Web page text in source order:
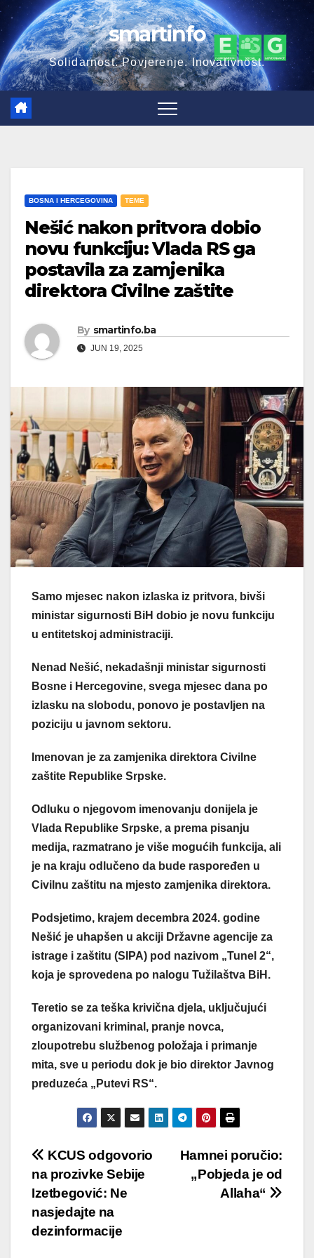
Skip
to
content
smartinfo
Solidarnost. Povjerenje. Inovativnost.
BOSNA I HERCEGOVINA TEME
Nešić nakon pritvora dobio
novu funkciju: Vlada RS ga
postavila za zamjenika
direktora Civilne zaštite
By smartinfo.ba
JUN 19, 2025
Samo mjesec nakon izlaska iz pritvora, bivši
ministar sigurnosti BiH dobio je novu funkciju
u entitetskoj administraciji.
Nenad Nešić, nekadašnji ministar sigurnosti
Bosne i Hercegovine, svega mjesec dana po
izlasku na slobodu, ponovo je postavljen na
poziciju u javnom sektoru.
Imenovan je za zamjenika direktora Civilne
zaštite Republike Srpske.
Odluku o njegovom imenovanju donijela je
Vlada Republike Srpske, a prema pisanju
medija, razmatrano je više mogućih funkcija, ali
je na kraju odlučeno da bude raspoređen u
Civilnu zaštitu na mjesto zamjenika direktora.
Podsjetimo, krajem decembra 2024. godine
Nešić je uhapšen u akciji Državne agencije za
istrage i zaštitu (SIPA) pod nazivom „Tunel 2“,
koja je sprovedena po nalogu Tužilaštva BiH.
Teretio se za teška krivična djela, uključujući
organizovani kriminal, pranje novca,
zloupotrebu službenog položaja i primanje
mita, sve u periodu dok je bio direktor Javnog
preduzeća „Putevi RS“.
Post
navigation
Hamnei poručio:
„Pobjeda je od
Allaha“
KCUS odgovorio
na prozivke Sebije
Izetbegović: Ne
nasjedajte na
dezinformacije